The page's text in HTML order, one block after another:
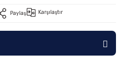
Paylaş Karşılaştır